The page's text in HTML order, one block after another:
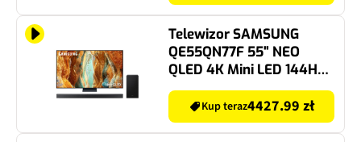
Telewizor SAMSUNG
QE55QN77F 55" NEO
QLED 4K Mini LED 144Hz
Tizen TV HDMI 2.1 +
Soundbar SAMSUNG HW-
B750F EN Czarny 5.1-
Kup teraz4427.99 zł